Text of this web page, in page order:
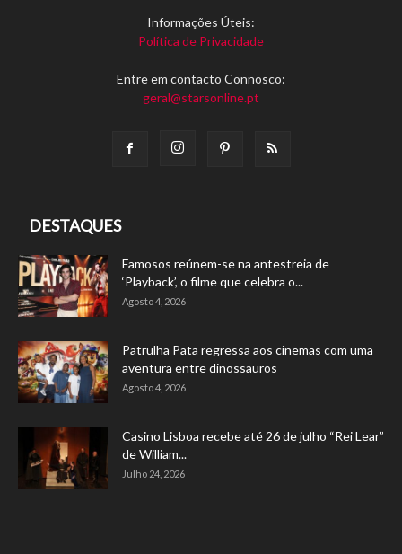
Informações Úteis:
Política de Privacidade
Entre em contacto Connosco:
geral@starsonline.pt
DESTAQUES
Famosos reúnem-se na antestreia de
‘Playback’, o filme que celebra o...
Agosto 4, 2026
Patrulha Pata regressa aos cinemas com uma
aventura entre dinossauros
Agosto 4, 2026
Casino Lisboa recebe até 26 de julho “Rei Lear”
de William...
Julho 24, 2026